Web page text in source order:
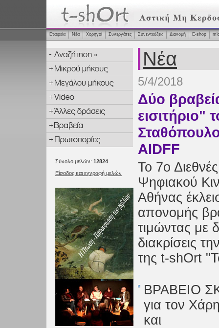
Εταιρεία Νέα Χορηγοί Συνεργάτες Συνεντεύξεις Διανομή Ε-shop
Σύνολο μελών: 12824
Είσοδος και εγγραφή μελών
Νέα
5/4/2018
Δύο
εισιτήριο"
AIDFF
Το 7ο
Ψηφιακού
Αθήνας
απονομής
τιμώντας με
διακρίσεις
της t-shOrt
ΒΡΑΒΕΙΟ
για τον
και